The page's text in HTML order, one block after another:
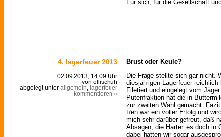
Für sich, für die Gesellschaft
4. lagerfeuer 2013
02.09.2013, 14:09 Uhr
von ollischuh
abgelegt unter allgemein
lagerfeuer
kommentieren »
Brust oder Keule?
Die Frage stellte sich gar nicht.
diesjährigen Lagerfeuer
Filetiert und eingelegt vom
Putenfraktion hat die in
zur zweiten Wahl gemacht.
Reh war ein voller Erfolg und
mich sehr darüber gefreut, daß
Absagen, die Harten es doch in
dabei hatten wir sogar